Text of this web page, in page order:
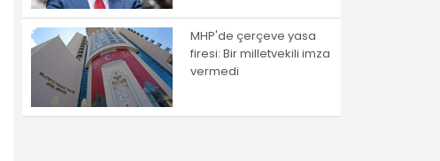
MHP'de çerçeve yasa
firesi: Bir milletvekili imza
vermedi